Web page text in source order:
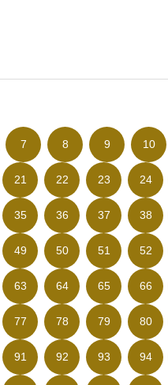
7 8 9 10
21 22 23 24
35 36 37 38
49 50 51 52
63 64 65 66
77 78 79 80
91 92 93 94